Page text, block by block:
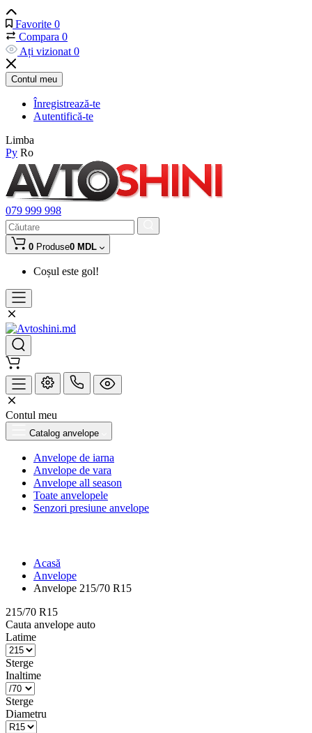
Favorite 0
Compara 0
Ați vizionat 0
Contul meu
Înregistrează-te
Autentifică-te
Limba
Ру Ro
079 999 998
0 Produse0 MDL
Coșul este gol!
Contul meu
Catalog anvelope
Anvelope de iarna
Anvelope de vara
Anvelope all season
Toate anvelopele
Senzori presiune anvelope
Acasă
Anvelope
Anvelope 215/70 R15
215/70 R15
Cauta anvelope auto
Latime
Sterge
Inaltime
Sterge
Diametru